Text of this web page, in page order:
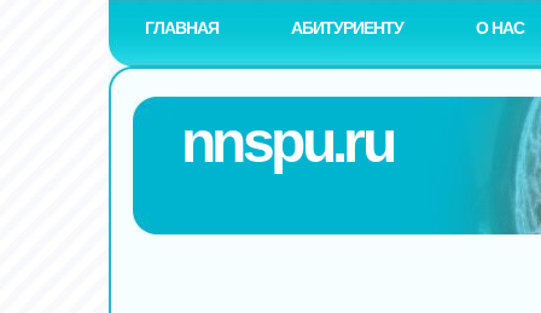
ГЛАВНАЯ АБИТУРИЕНТУ О НАС
nnspu.ru